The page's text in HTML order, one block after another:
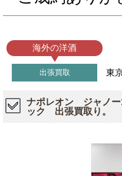
海外の洋酒
出張買取 東
ナポレオン ジャノ
ック 出張買取り。